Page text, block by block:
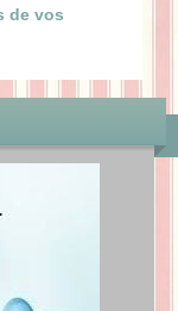
de vos